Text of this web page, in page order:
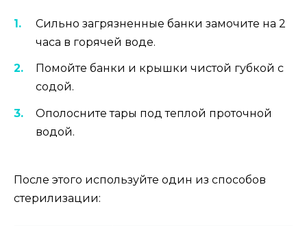
Сильно загрязненные банки замочите на 2
часа в горячей воде.
Помойте банки и крышки чистой губкой с
содой.
Ополосните тары под теплой проточной
водой.
После этого используйте один из способов
стерилизации: